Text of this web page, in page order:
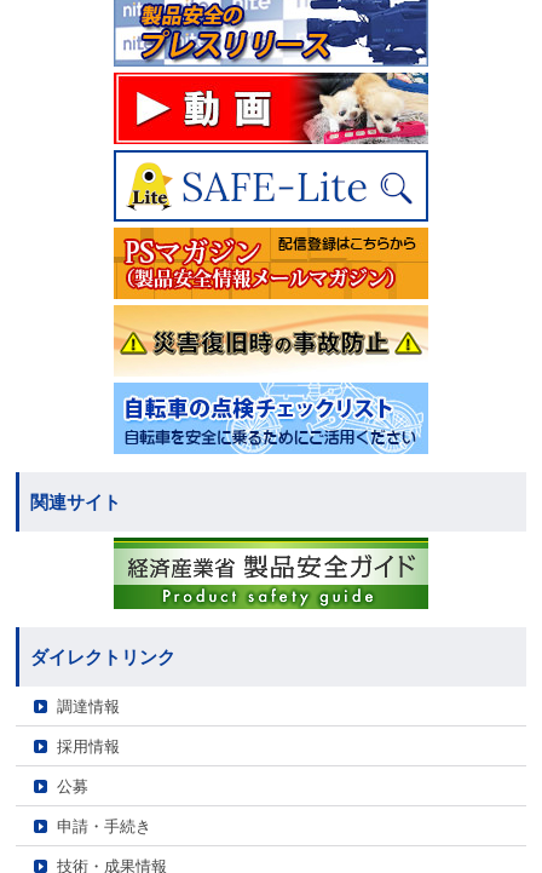
関連サイト
ダイレクトリンク
調達情報
採用情報
公募
申請・手続き
技術・成果情報